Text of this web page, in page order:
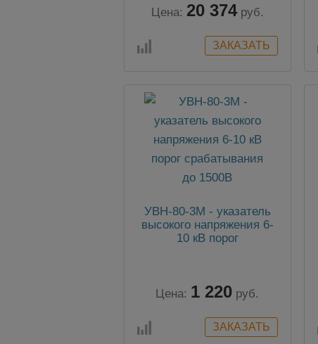
1150кВ
Цена: 20 374 руб.
УВН-80-3М - указатель
высокого напряжения 6-
10 кВ порог
Цена: 1 220 руб.